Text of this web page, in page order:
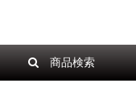
商品検索